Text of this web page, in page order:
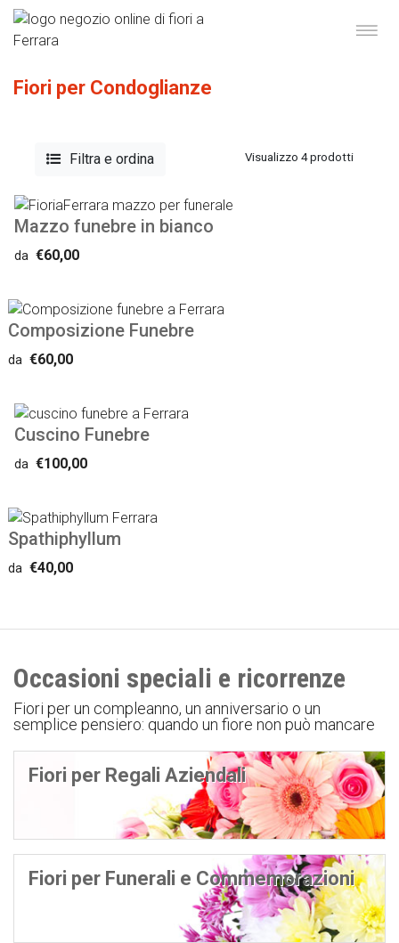
Fiori per Condoglianze
Filtra e ordina Visualizzo 4 prodotti
Mazzo funebre in bianco
da €60,00
Composizione Funebre
da€60,00
Cuscino Funebre
da €100,00
Spathiphyllum
da€40,00
Occasioni speciali e ricorrenze
Fiori per un compleanno, un anniversario o un
semplice pensiero: quando un fiore non può mancare
Fiori per Regali Aziendali
Fiori per Funerali e Commemorazioni